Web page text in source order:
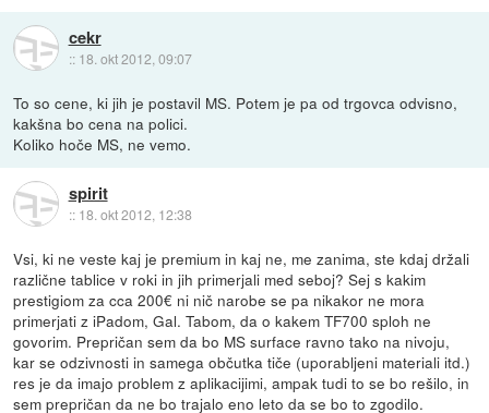
cekr
:: 18. okt 2012, 09:07
To so cene, ki jih je postavil MS. Potem je pa od trgovca odvisno,
kakšna bo cena na polici.
Koliko hoče MS, ne vemo.
spirit
:: 18. okt 2012, 12:38
Vsi, ki ne veste kaj je premium in kaj ne, me zanima, ste kdaj držali
različne tablice v roki in jih primerjali med seboj? Sej s kakim
prestigiom za cca 200€ ni nič narobe se pa nikakor ne mora
primerjati z iPadom, Gal. Tabom, da o kakem TF700 sploh ne
govorim. Prepričan sem da bo MS surface ravno tako na nivoju,
kar se odzivnosti in samega občutka tiče (uporabljeni materiali itd.)
res je da imajo problem z aplikacijimi, ampak tudi to se bo rešilo, in
sem prepričan da ne bo trajalo eno leto da se bo to zgodilo.